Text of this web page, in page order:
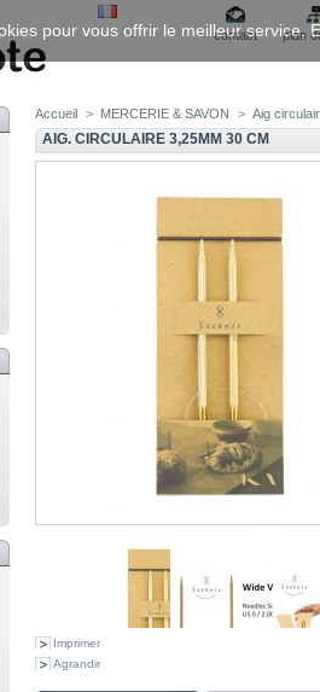
contact plan
Accueil > MERCERIE & SAVON > Aig
AIG. CIRCULAIRE 3,25MM 30 CM
Imprimer
Agrandir
pour vous offrir le meilleur